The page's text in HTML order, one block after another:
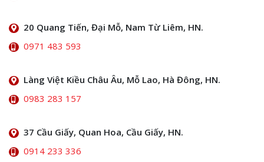
20 Quang Tiến, Đại Mỗ, Nam Từ Liêm, HN.
0971 483 593
Làng Việt Kiều Châu Âu, Mỗ Lao, Hà Đông, HN.
0983 283 157
37 Cầu Giấy, Quan Hoa, Cầu Giấy, HN.
0914 233 336